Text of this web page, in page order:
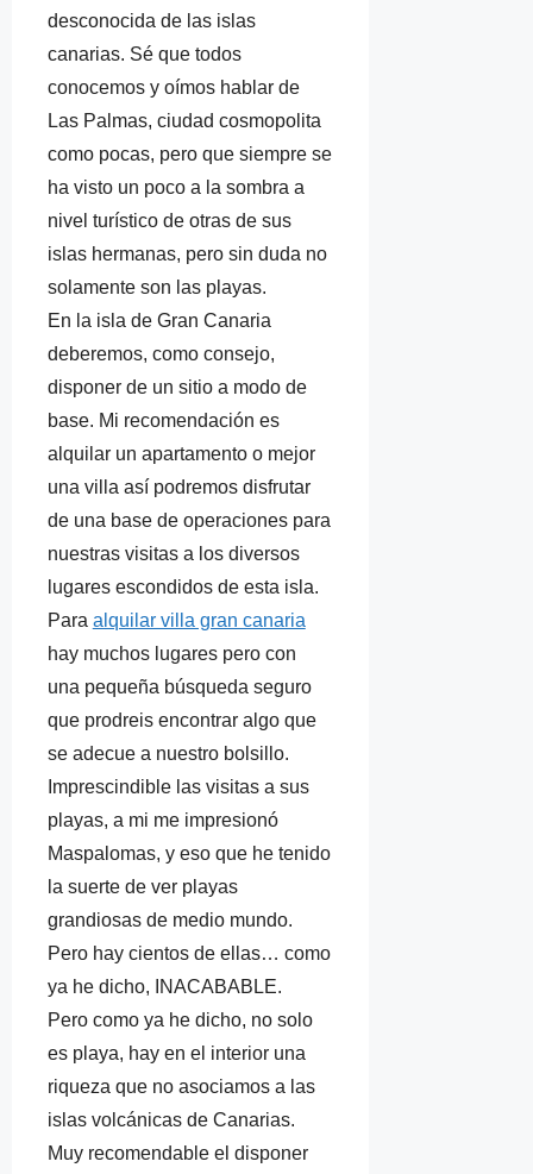
desconocida de las islas
canarias. Sé que todos
conocemos y oímos hablar de
Las Palmas, ciudad cosmopolita
como pocas, pero que siempre se
ha visto un poco a la sombra a
nivel turístico de otras de sus
islas hermanas, pero sin duda no
solamente son las playas.
En la isla de Gran Canaria
deberemos, como consejo,
disponer de un sitio a modo de
base. Mi recomendación es
alquilar un apartamento o mejor
una villa así podremos disfrutar
de una base de operaciones para
nuestras visitas a los diversos
lugares escondidos de esta isla.
Para alquilar villa gran canaria
hay muchos lugares pero con
una pequeña búsqueda seguro
que prodreis encontrar algo que
se adecue a nuestro bolsillo.
Imprescindible las visitas a sus
playas, a mi me impresionó
Maspalomas, y eso que he tenido
la suerte de ver playas
grandiosas de medio mundo.
Pero hay cientos de ellas… como
ya he dicho, INACABABLE.
Pero como ya he dicho, no solo
es playa, hay en el interior una
riqueza que no asociamos a las
islas volcánicas de Canarias.
Muy recomendable el disponer